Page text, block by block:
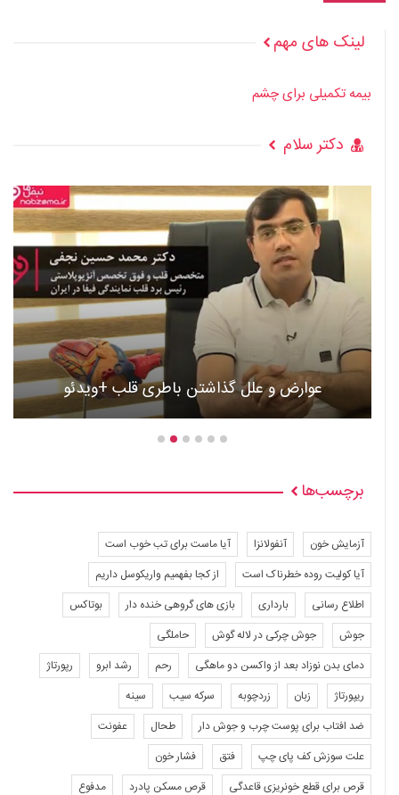
لینک های مهم
بیمه تکمیلی برای چشم
دکتر سلام
عوارض و علل گذاشتن باطری قلب +ویدئو
برچسب‌ها
آزمایش خون آنفولانزا
آیا ماست برای تب خوب است
آیا کولیت روده خطرناک است
از کجا بفهمیم واریکوسل داریم
اطلاع رسانی
بارداری بازی های گروهی خنده دار
بوتاکس
جوش
جوش چرکی در لاله گوش
حاملگی
دمای بدن نوزاد بعد از واکسن دو ماهگی
رحم رشد ابرو
رپورتاژ
ریپورتاژ
زبان زردچوبه سرکه سیب
سینه
ضد افتاب برای پوست چرب و جوش دار
طحال
عفونت
علت سوزش کف پای چپ
فتق
فشار خون
قرص برای قطع خونریزی قاعدگی
قرص مسکن پادرد مدفوع